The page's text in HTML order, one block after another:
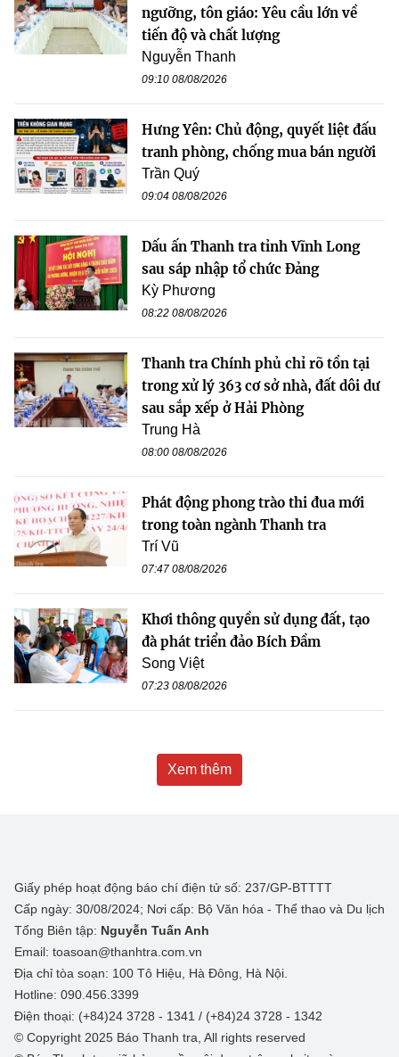
ngưỡng, tôn giáo: Yêu cầu lớn về
tiến độ và chất lượng
Nguyễn Thanh
09:10 08/08/2026
Hưng Yên: Chủ động, quyết liệt đấu
tranh phòng, chống mua bán người
Trần Quý
09:04 08/08/2026
Dấu ấn Thanh tra tỉnh Vĩnh Long
sau sáp nhập tổ chức Đảng
Kỳ Phương
08:22 08/08/2026
Thanh tra Chính phủ chỉ rõ tồn tại
trong xử lý 363 cơ sở nhà, đất dôi dư
sau sắp xếp ở Hải Phòng
Trung Hà
08:00 08/08/2026
Phát động phong trào thi đua mới
trong toàn ngành Thanh tra
Trí Vũ
07:47 08/08/2026
Khơi thông quyền sử dụng đất, tạo
đà phát triển đảo Bích Đầm
Song Việt
07:23 08/08/2026
Xem thêm
Giấy phép hoạt động báo chí điện tử số: 237/GP-BTTTT
Cấp ngày: 30/08/2024; Nơi cấp: Bộ Văn hóa - Thể thao và Du lịch
Tổng Biên tập: Nguyễn Tuấn Anh
Email: toasoan@thanhtra.com.vn
Địa chỉ tòa soạn: 100 Tô Hiệu, Hà Đông, Hà Nội.
Hotline: 090.456.3399
Điện thoại: (+84)24 3728 - 1341 / (+84)24 3728 - 1342
© Copyright 2025 Báo Thanh tra, All rights reserved